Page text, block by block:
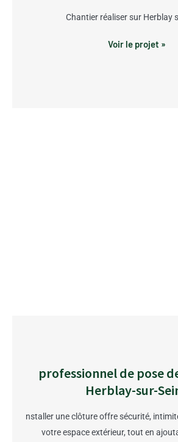
Chantier réaliser sur Herblay
Voir le projet »
professionnel de pose
Herblay-sur-
nstaller une clôture offre sécurité,
votre espace extérieur, tout en